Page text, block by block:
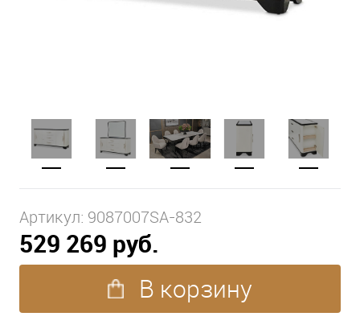
Артикул: 9087007SA-832
529 269 руб.
В корзину